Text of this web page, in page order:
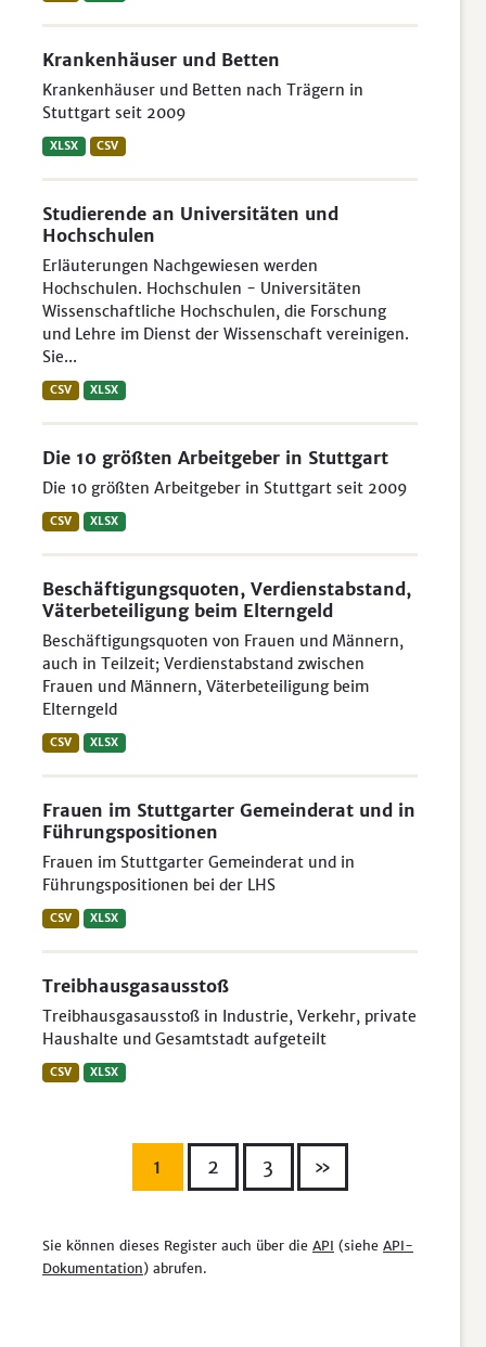
Krankenhäuser und Betten
Krankenhäuser und Betten nach Trägern in
Stuttgart seit 2009
XLSX CSV
Studierende an Universitäten und
Hochschulen
Erläuterungen Nachgewiesen werden
Hochschulen. Hochschulen - Universitäten
Wissenschaftliche Hochschulen, die Forschung
und Lehre im Dienst der Wissenschaft vereinigen.
Sie...
CSV XLSX
Die 10 größten Arbeitgeber in Stuttgart
Die 10 größten Arbeitgeber in Stuttgart seit 2009
CSV XLSX
Beschäftigungsquoten, Verdienstabstand,
Väterbeteiligung beim Elterngeld
Beschäftigungsquoten von Frauen und Männern,
auch in Teilzeit; Verdienstabstand zwischen
Frauen und Männern, Väterbeteiligung beim
Elterngeld
CSV XLSX
Frauen im Stuttgarter Gemeinderat und in
Führungspositionen
Frauen im Stuttgarter Gemeinderat und in
Führungspositionen bei der LHS
CSV XLSX
Treibhausgasausstoß
Treibhausgasausstoß in Industrie, Verkehr, private
Haushalte und Gesamtstadt aufgeteilt
CSV XLSX
1 2 3 »
Sie können dieses Register auch über die API (siehe API-
Dokumentation) abrufen.